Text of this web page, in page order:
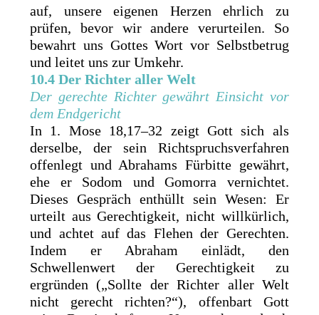
auf, unsere eigenen Herzen ehrlich zu
prüfen, bevor wir andere verurteilen. So
bewahrt uns Gottes Wort vor Selbstbetrug
und leitet uns zur Umkehr.
10.4 Der Richter aller Welt
Der gerechte Richter gewährt Einsicht vor
dem Endgericht
In 1. Mose 18,17–32 zeigt Gott sich als
derselbe, der sein Richtspruchsverfahren
offenlegt und Abrahams Fürbitte gewährt,
ehe er Sodom und Gomorra vernichtet.
Dieses Gespräch enthüllt sein Wesen: Er
urteilt aus Gerechtigkeit, nicht willkürlich,
und achtet auf das Flehen der Gerechten.
Indem er Abraham einlädt, den
Schwellenwert der Gerechtigkeit zu
ergründen („Sollte der Richter aller Welt
nicht gerecht richten?“), offenbart Gott